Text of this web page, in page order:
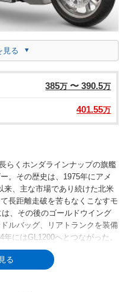
見る
385万 〜 390.5万
401.55万
らくホンダラインナップの旗艦
。その歴史は、1975年にアメ
来、主な市場であり続けた北米
長距離走破を苦もなくこなすモ
、その後のゴールドウイング
ルバッグ、リアトランクを装備
にはGL1200へとつながった。
に正式に輸入され、車名もゴー
た。輸入、と書いたように、生
る